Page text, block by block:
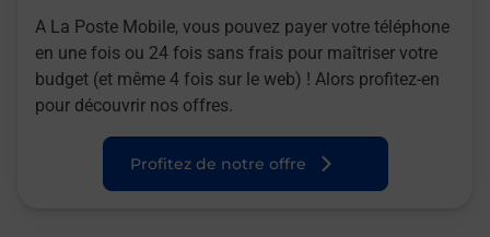
A La Poste Mobile, vous pouvez payer votre téléphone
en une fois ou 24 fois sans frais pour maîtriser votre
budget (et même 4 fois sur le web) ! Alors profitez-en
pour découvrir nos offres.
Profitez de notre offre